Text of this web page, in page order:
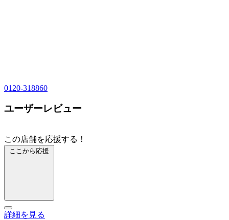
0120-318860
ユーザーレビュー
この店舗を応援する！
ここから応援
詳細を見る